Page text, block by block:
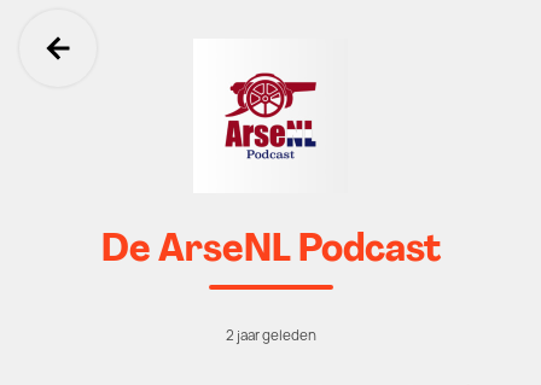
Ga terug
De ArseNL Podcast
2 jaar geleden